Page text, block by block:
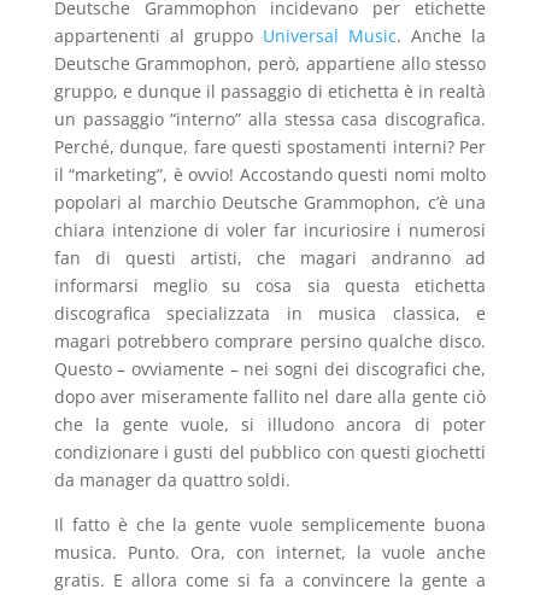
Deutsche Grammophon incidevano per etichette
appartenenti al gruppo Universal Music. Anche la
Deutsche Grammophon, però, appartiene allo stesso
gruppo, e dunque il passaggio di etichetta è in realtà
un passaggio “interno” alla stessa casa discografica.
Perché, dunque, fare questi spostamenti interni? Per
il “marketing”, è ovvio! Accostando questi nomi molto
popolari al marchio Deutsche Grammophon, c’è una
chiara intenzione di voler far incuriosire i numerosi
fan di questi artisti, che magari andranno ad
informarsi meglio su cosa sia questa etichetta
discografica specializzata in musica classica, e
magari potrebbero comprare persino qualche disco.
Questo – ovviamente – nei sogni dei discografici che,
dopo aver miseramente fallito nel dare alla gente ciò
che la gente vuole, si illudono ancora di poter
condizionare i gusti del pubblico con questi giochetti
da manager da quattro soldi.
Il fatto è che la gente vuole semplicemente buona
musica. Punto. Ora, con internet, la vuole anche
gratis. E allora come si fa a convincere la gente a